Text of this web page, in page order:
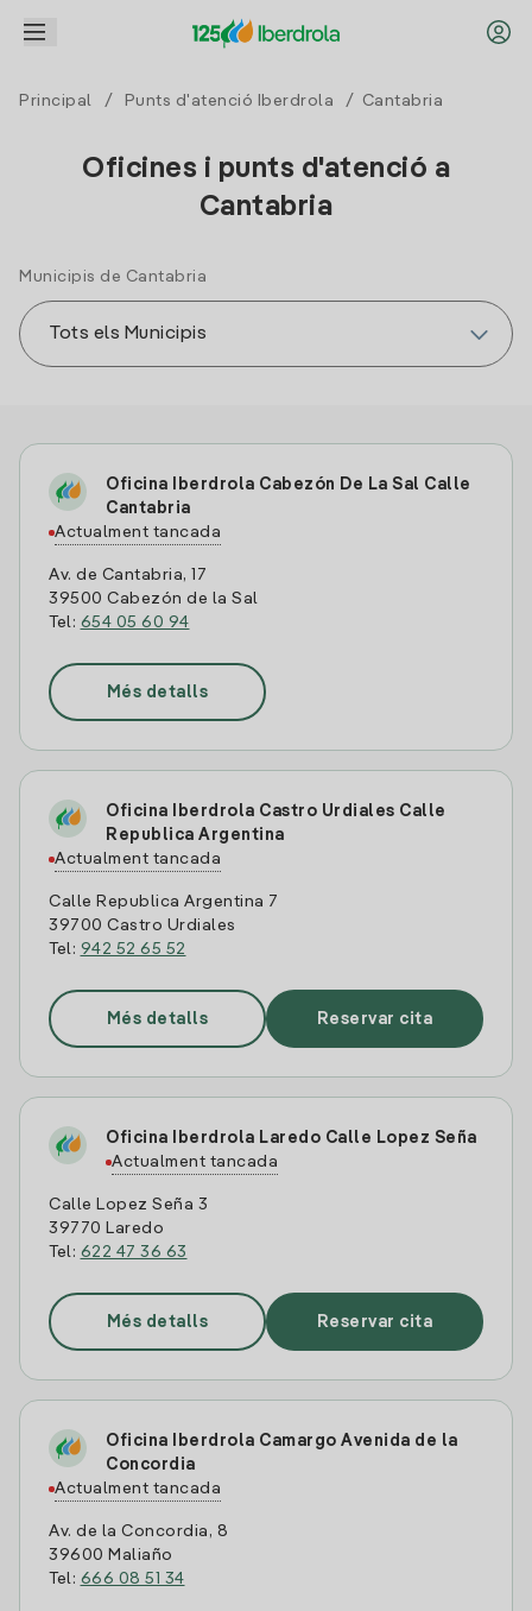
Principal / Punts d'atenció Iberdrola / Cantabria
Oficines i punts d'atenció a
Cantabria
Municipis de Cantabria
Oficina Iberdrola Cabezón De La Sal Calle
Cantabria
Actualment tancada
Av. de Cantabria, 17
39500 Cabezón de la Sal
Tel: 654 05 60 94
Més detalls
Oficina Iberdrola Castro Urdiales Calle
Republica Argentina
Actualment tancada
Calle Republica Argentina 7
39700 Castro Urdiales
Tel: 942 52 65 52
Més detalls Reservar cita
Oficina Iberdrola Laredo Calle Lopez Seña
Actualment tancada
Calle Lopez Seña 3
39770 Laredo
Tel: 622 47 36 63
Més detalls Reservar cita
Oficina Iberdrola Camargo Avenida de la
Concordia
Actualment tancada
Av. de la Concordia, 8
39600 Maliaño
Tel: 666 08 51 34